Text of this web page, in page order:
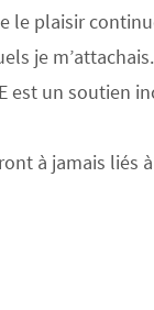
le plaisir
je m’attachais.
est un soutien
à jamais liés